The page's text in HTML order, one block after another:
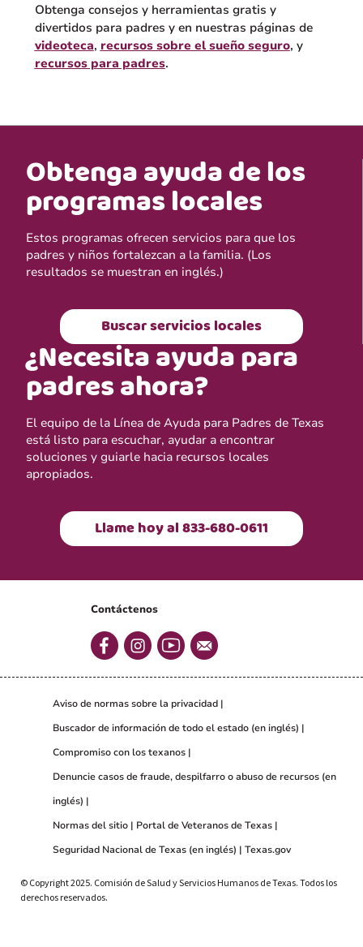
Obtenga consejos y herramientas gratis y
divertidos para padres y en nuestras páginas de
videoteca, recursos sobre el sueño seguro, y
recursos para padres.
Obtenga ayuda de los
programas locales
Estos programas ofrecen servicios para que los
padres y niños fortalezcan a la familia. (Los
resultados se muestran en inglés.)
Buscar servicios locales
¿Necesita ayuda para
padres ahora?
El equipo de la Línea de Ayuda para Padres de Texas
está listo para escuchar, ayudar a encontrar
soluciones y guiarle hacia recursos locales
apropiados.
Llame hoy al 833-680-0611
Contáctenos
Aviso de normas sobre la privacidad
Buscador de información de todo el estado (en inglés)
Compromiso con los texanos
Denuncie casos de fraude, despilfarro o abuso de recursos (en
inglés)
Normas del sitio
Portal de Veteranos de Texas
Seguridad Nacional de Texas (en inglés)
Texas.gov
© Copyright 2025. Comisión de Salud y Servicios Humanos de Texas. Todos los
derechos reservados.